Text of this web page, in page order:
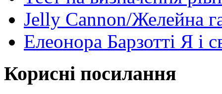
Jelly Cannon/Желейна
Елеонора Барзотті Я і
Корисні посилання